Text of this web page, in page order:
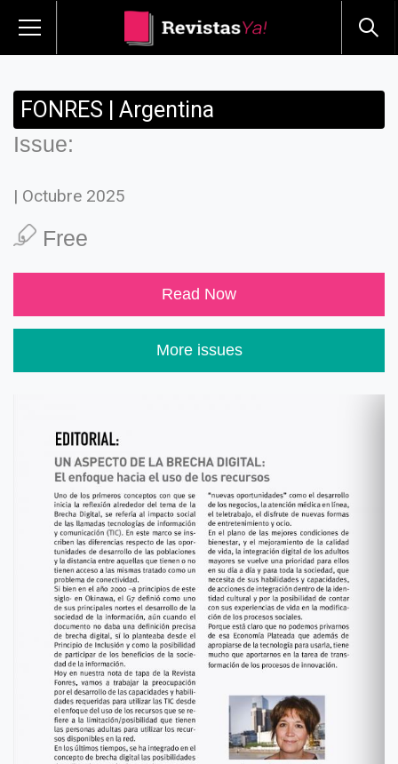
FONRES | Argentina
Issue:
| Octubre 2025
Free
Read Now
More issues